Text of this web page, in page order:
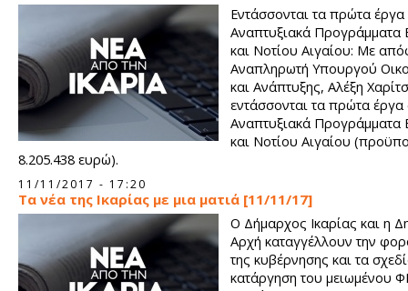
Εντάσσονται τα πρώτα έργα
Αναπτυξιακά Προγράμματα
και Νοτίου Αιγαίου: Με
Αναπληρωτή Υπουργού
και Ανάπτυξης, Αλέξη
εντάσσονται τα πρώτα έργα
Αναπτυξιακά Προγράμματα
και Νοτίου Αιγαίου
8.205.438 ευρώ).
11/11/2017 - 17:20
Τα νέα της Ικαρίας με μια ματιά [11/11/17]
Ο Δήμαρχος Ικαρίας και η
Αρχή καταγγέλλουν την
της κυβέρνησης και τα
κατάργηση του μειωμένου